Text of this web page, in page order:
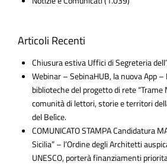
Articoli Recenti
Chiusura estiva Uffici di Segreteria
Webinar – SebinaHUB, la nuova App
biblioteche del progetto di rete “Trame
comunità di lettori, storie e territori
del Belìce.
COMUNICATO STAMPA Candidatura
Sicilia” – l’Ordine degli Architetti
UNESCO, porterà finanziamenti